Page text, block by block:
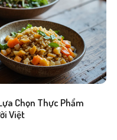
Chọn Thực Phẩm
Việt